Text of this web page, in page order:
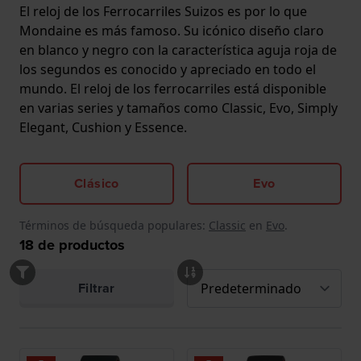
El reloj de los Ferrocarriles Suizos es por lo que
Mondaine es más famoso. Su icónico diseño claro
en blanco y negro con la característica aguja roja de
los segundos es conocido y apreciado en todo el
mundo. El reloj de los ferrocarriles está disponible
en varias series y tamaños como Classic, Evo, Simply
Elegant, Cushion y Essence.
Clásico Evo
Términos de búsqueda populares: Classic en Evo.
18 de productos
Filtrar